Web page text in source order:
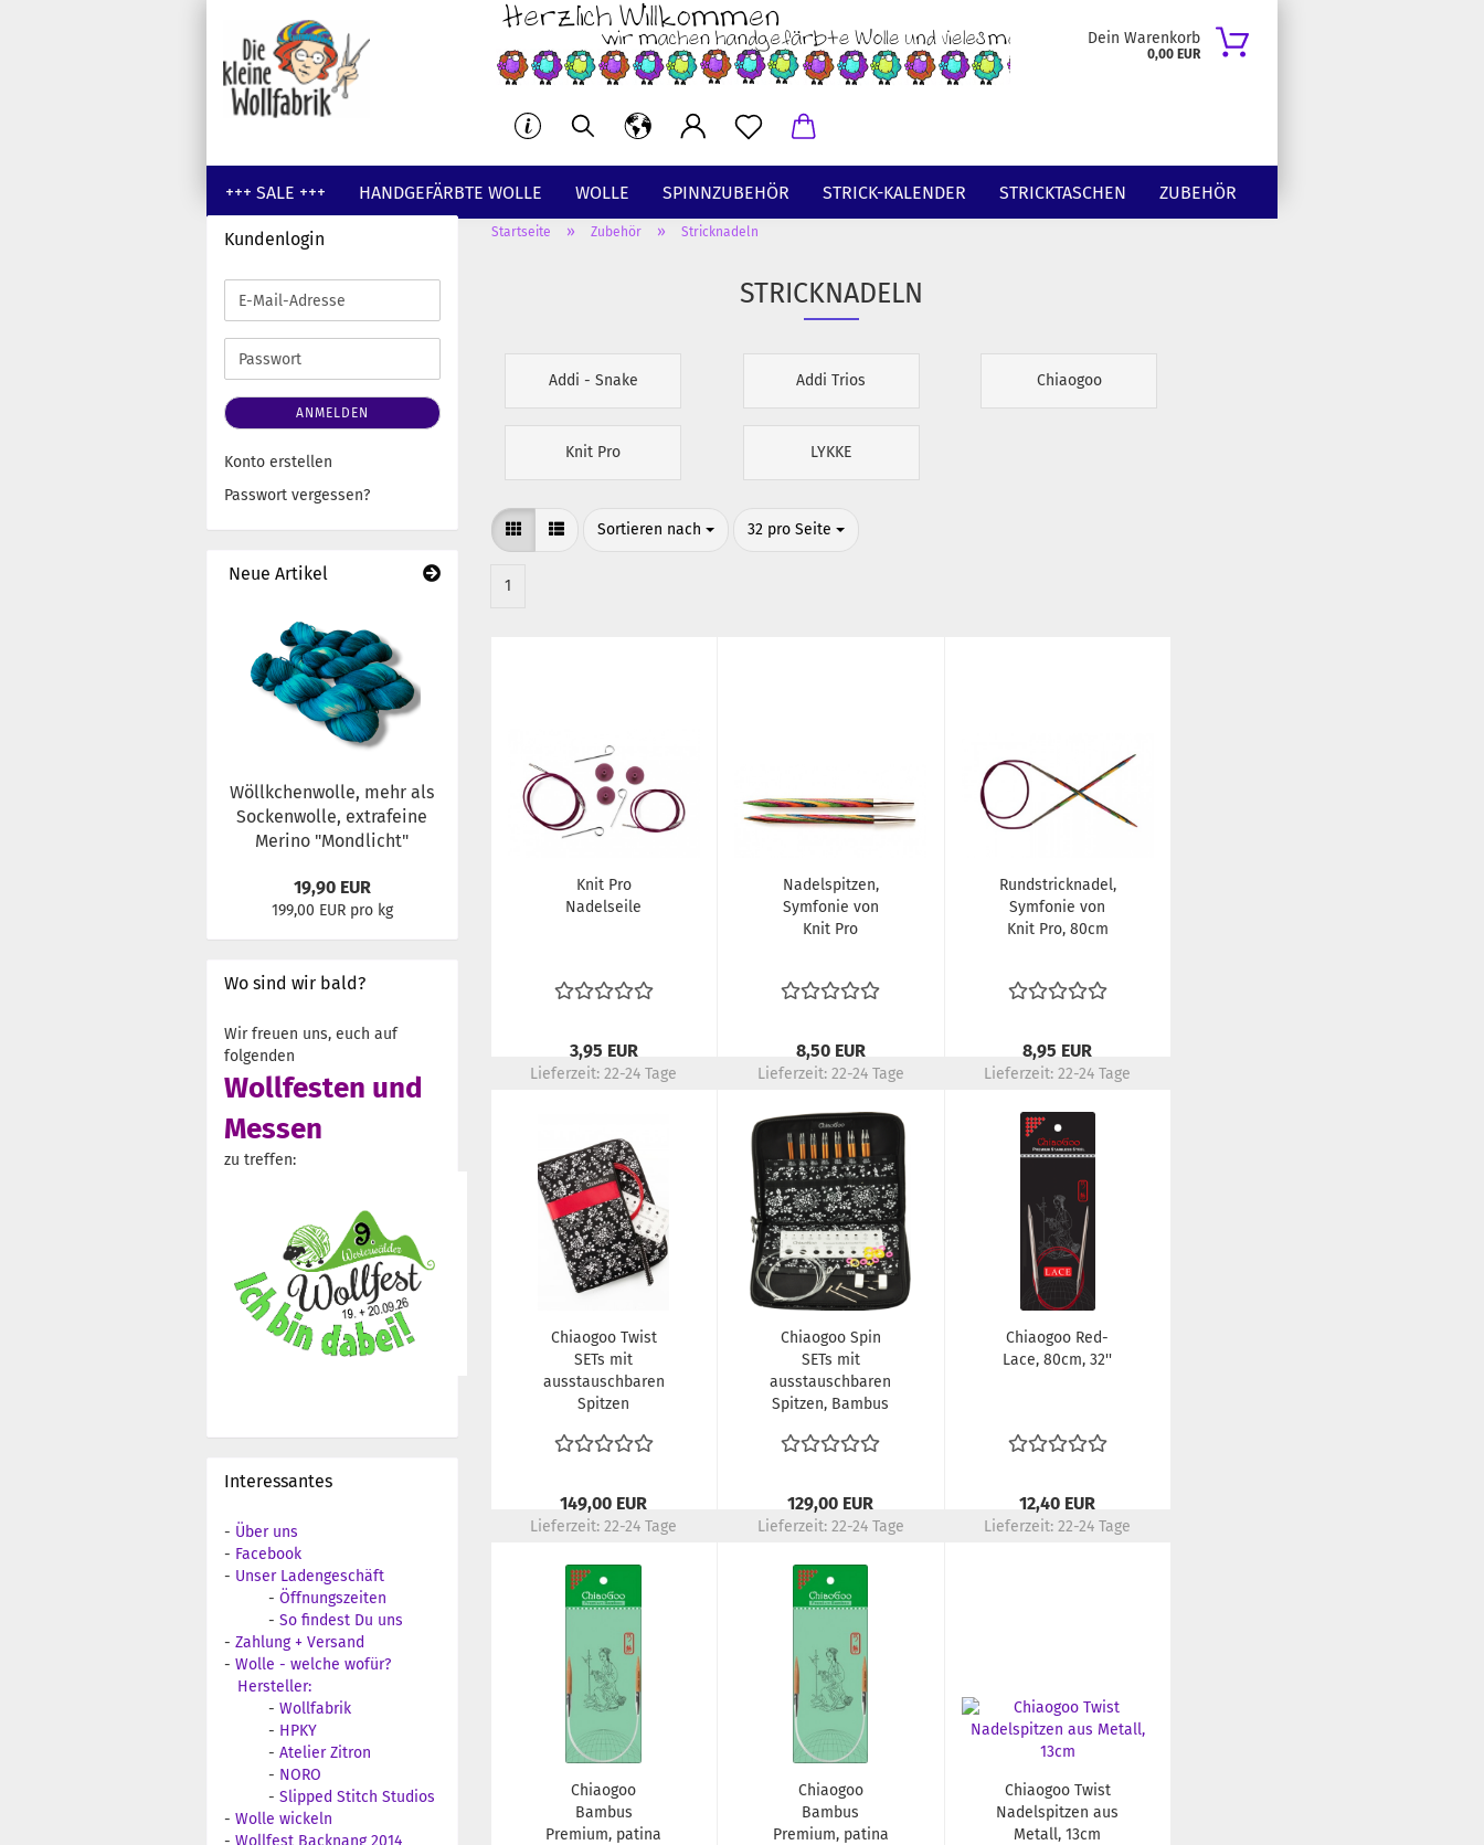
Dein Warenkorb
0,00 EUR
+++ SALE +++ HANDGEFÄRBTE WOLLE WOLLE SPINNZUBEHÖR STRICK-KALENDER STRICKTASCHEN ZUBEHÖR
GUTSCHEINE
Startseite » Zubehör » Stricknadeln
STRICKNADELN
Addi - Snake Addi Trios Chiaogoo
Knit Pro LYKKE
Sortieren nach
Sortieren nach 32 pro Seite
pro Seite
1
Knit Pro
Nadelseile
3,95 EUR
Lieferzeit:22-24 Tage
Nadelspitzen,
Symfonie von
Knit Pro
8,50 EUR
Lieferzeit: 22-24 Tage
Rundstricknadel,
Symfonie von
Knit Pro, 80cm
8,95 EUR
Lieferzeit:22-24 Tage
Chiaogoo Twist
SETs mit
ausstauschbaren
Spitzen
149,00 EUR
Lieferzeit:22-24 Tage
Chiaogoo Spin
SETs mit
ausstauschbaren
Spitzen, Bambus
129,00 EUR
Lieferzeit: 22-24 Tage
Chiaogoo Red-
Lace, 80cm, 32''
12,40 EUR
Lieferzeit:22-24 Tage
Chiaogoo
Bambus
Premium, patina
Chiaogoo
Bambus
Premium, patina
Chiaogoo Twist
Nadelspitzen aus
Metall, 13cm
Kundenlogin
E-
Mail-
Adresse
Passwort
ANMELDEN
Konto erstellen
Passwort vergessen?
Neue Artikel
Wöllkchenwolle, mehr als
Sockenwolle, extrafeine
Merino "Mondlicht"
19,90 EUR
199,00 EUR pro kg
Wo sind wir bald?
Wir freuen uns, euch auf
folgenden
Wollfesten und
Messen
zu treffen:
Interessantes
- Über uns
- Facebook
- Unser Ladengeschäft
- Öffnungszeiten
- So findest Du uns
- Zahlung + Versand
- Wolle - welche wofür?
Hersteller:
- Wollfabrik
- HPKY
- Atelier Zitron
- NORO
- Slipped Stitch Studios
- Wolle wickeln
- Wollfest Backnang 2014